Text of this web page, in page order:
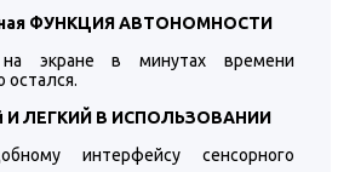
ФУНКЦИЯ АВТОНОМНОСТИ
экране в минутах времени
остался.
И ЛЕГКИЙ В ИСПОЛЬЗОВАНИИ
интерфейсу сенсорного